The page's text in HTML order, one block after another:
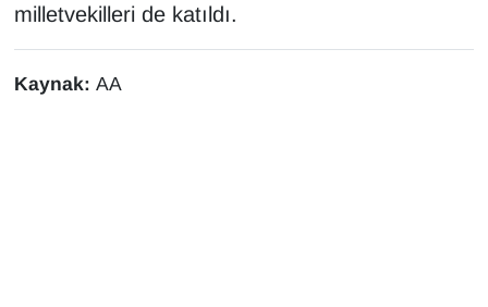
milletvekilleri de katıldı.
Kaynak: AA